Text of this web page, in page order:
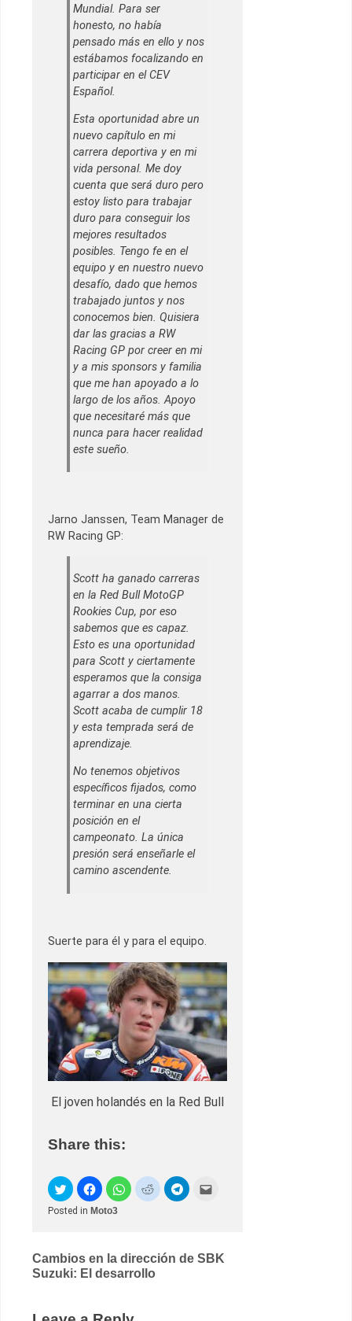
Mundial. Para ser
honesto, no había
pensado más en ello y nos
estábamos focalizando en
participar en el CEV
Español.
Esta oportunidad abre un
nuevo capítulo en mi
carrera deportiva y en mi
vida personal. Me doy
cuenta que será duro pero
estoy listo para trabajar
duro para conseguir los
mejores resultados
posibles. Tengo fe en el
equipo y en nuestro nuevo
desafío, dado que hemos
trabajado juntos y nos
conocemos bien. Quisiera
dar las gracias a RW
Racing GP por creer en mi
y a mis sponsors y familia
que me han apoyado a lo
largo de los años. Apoyo
que necesitaré más que
nunca para hacer realidad
este sueño.
Jarno Janssen, Team Manager de
RW Racing GP:
Scott ha ganado carreras
en la Red Bull MotoGP
Rookies Cup, por eso
sabemos que es capaz.
Esto es una oportunidad
para Scott y ciertamente
esperamos que la consiga
agarrar a dos manos.
Scott acaba de cumplir 18
y esta temprada será de
aprendizaje.
No tenemos objetivos
específicos fijados, como
terminar en una cierta
posición en el
campeonato. La única
presión será enseñarle el
camino ascendente.
Suerte para él y para el equipo.
El joven holandés en la Red Bull
Share this:
Posted in Moto3
Post
navigation
Cambios en la dirección de SBK
Suzuki: El desarrollo